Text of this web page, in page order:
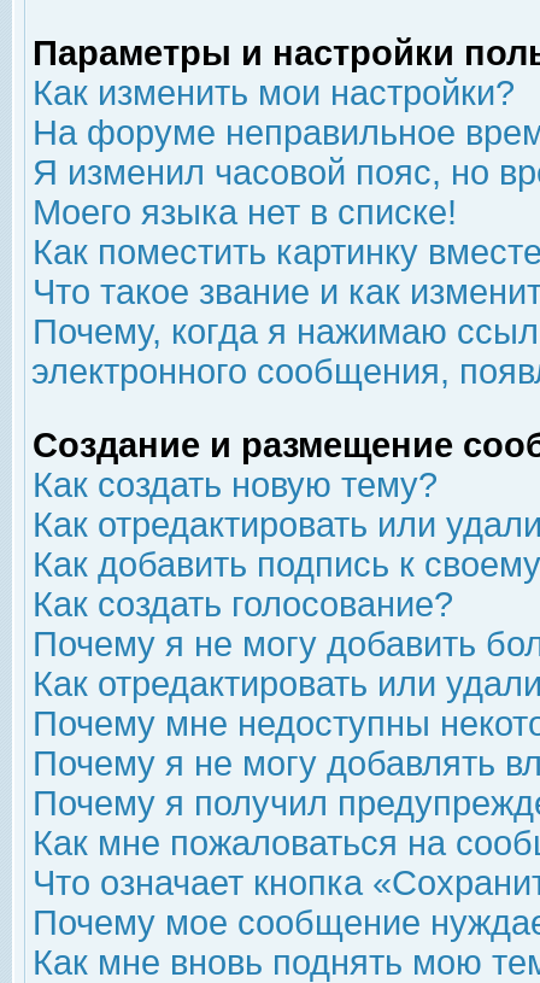
Параметры и настройки
Как изменить мои настройки?
На форуме неправильное
Я изменил часовой пояс, но
Моего языка нет в списке!
Как поместить картинку
Что такое звание и как
Почему, когда я нажимаю
электронного сообщения,
Создание и размещение
Как создать новую тему?
Как отредактировать или
Как добавить подпись к
Как создать голосование?
Почему я не могу добавить
Как отредактировать или
Почему мне недоступны
Почему я не могу добавлять
Почему я получил
Как мне пожаловаться на
Что означает кнопка
Почему мое сообщение
Как мне вновь поднять мою